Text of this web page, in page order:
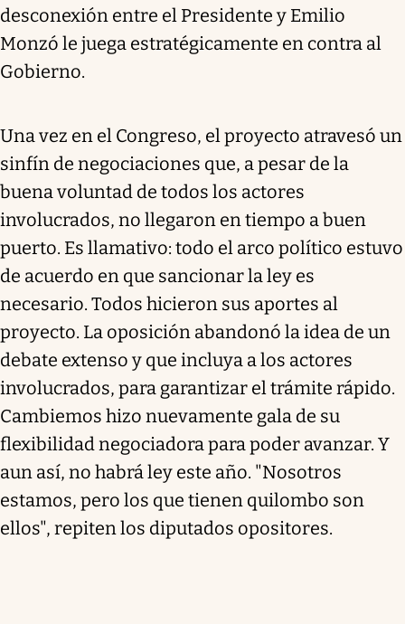
desconexión entre el Presidente y Emilio
Monzó le juega estratégicamente en contra al
Gobierno.
Una vez en el Congreso, el proyecto atravesó un
sinfín de negociaciones que, a pesar de la
buena voluntad de todos los actores
involucrados, no llegaron en tiempo a buen
puerto. Es llamativo: todo el arco político estuvo
de acuerdo en que sancionar la ley es
necesario. Todos hicieron sus aportes al
proyecto. La oposición abandonó la idea de un
debate extenso y que incluya a los actores
involucrados, para garantizar el trámite rápido.
Cambiemos hizo nuevamente gala de su
flexibilidad negociadora para poder avanzar. Y
aun así, no habrá ley este año. "Nosotros
estamos, pero los que tienen quilombo son
ellos", repiten los diputados opositores.